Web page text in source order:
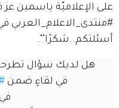
على الإعلاميّة ياسمين
أسئلتكم..شكرًا"".
هل لديك سؤال تطرحه
في لقاءٍ ضمن